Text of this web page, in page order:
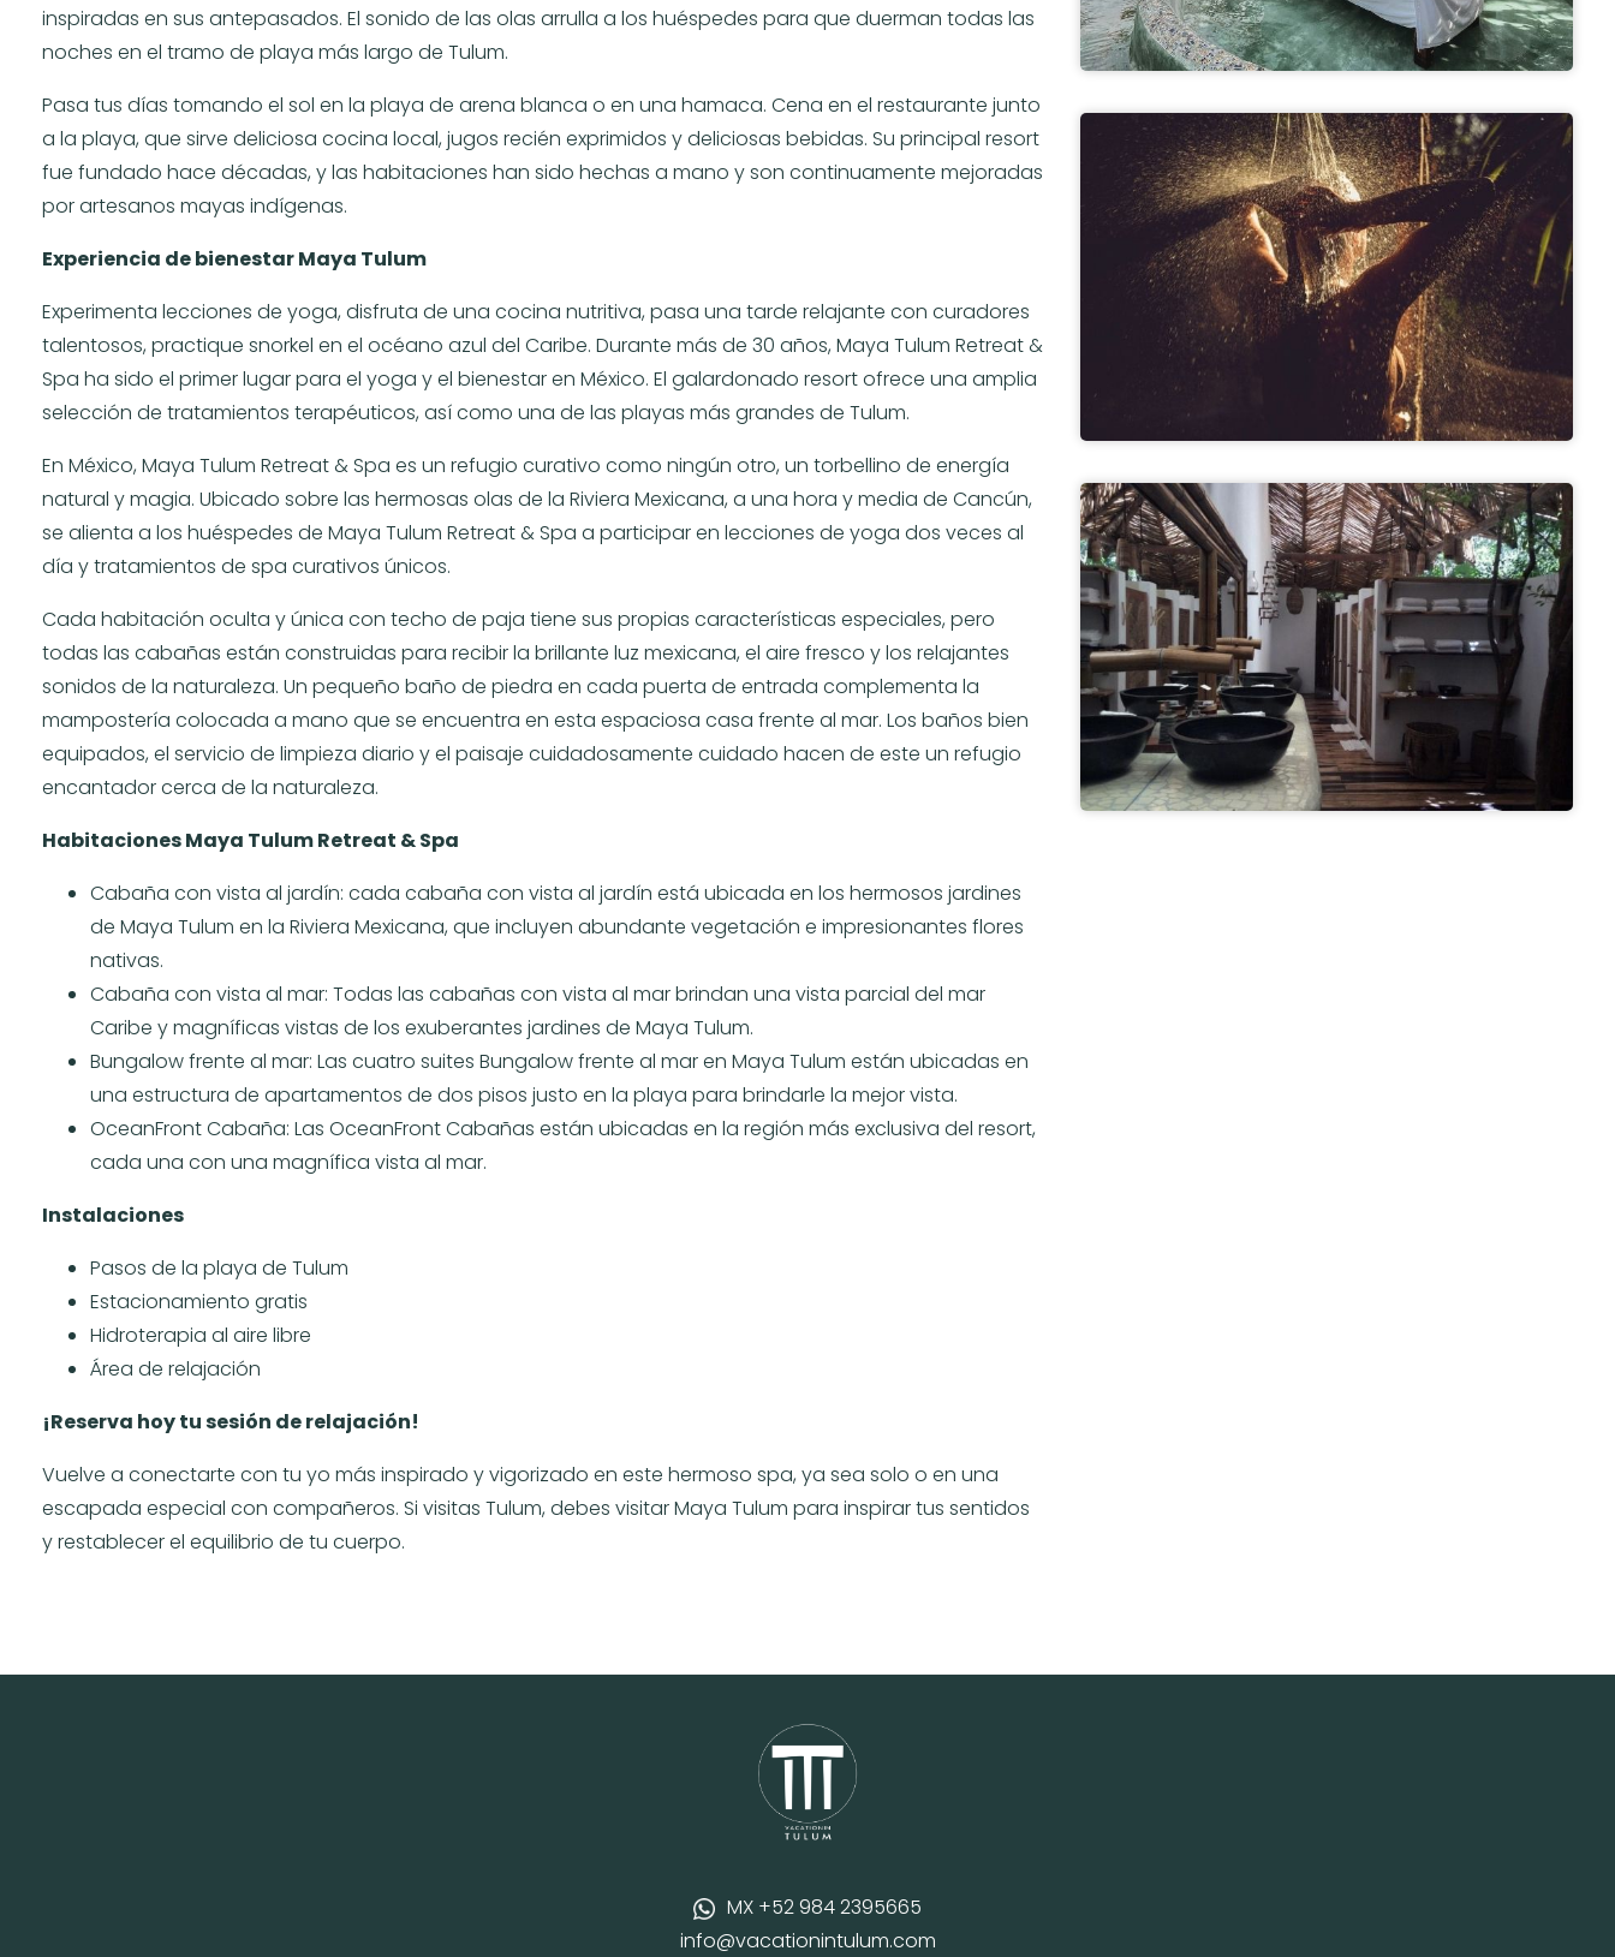
inspiradas en sus antepasados. El sonido de las olas arrulla a los huéspedes para que duerman todas las
noches en el tramo de playa más largo de Tulum.
Pasa tus días tomando el sol en la playa de arena blanca o en una hamaca. Cena en el restaurante junto
a la playa, que sirve deliciosa cocina local, jugos recién exprimidos y deliciosas bebidas. Su principal resort
fue fundado hace décadas, y las habitaciones han sido hechas a mano y son continuamente mejoradas
por artesanos mayas indígenas.
Experiencia de bienestar Maya Tulum
Experimenta lecciones de yoga, disfruta de una cocina nutritiva, pasa una tarde relajante con curadores
talentosos, practique snorkel en el océano azul del Caribe. Durante más de 30 años, Maya Tulum Retreat &
Spa ha sido el primer lugar para el yoga y el bienestar en México. El galardonado resort ofrece una amplia
selección de tratamientos terapéuticos, así como una de las playas más grandes de Tulum.
En México, Maya Tulum Retreat & Spa es un refugio curativo como ningún otro, un torbellino de energía
natural y magia. Ubicado sobre las hermosas olas de la Riviera Mexicana, a una hora y media de Cancún,
se alienta a los huéspedes de Maya Tulum Retreat & Spa a participar en lecciones de yoga dos veces al
día y tratamientos de spa curativos únicos.
Cada habitación oculta y única con techo de paja tiene sus propias características especiales, pero
todas las cabañas están construidas para recibir la brillante luz mexicana, el aire fresco y los relajantes
sonidos de la naturaleza. Un pequeño baño de piedra en cada puerta de entrada complementa la
mampostería colocada a mano que se encuentra en esta espaciosa casa frente al mar. Los baños bien
equipados, el servicio de limpieza diario y el paisaje cuidadosamente cuidado hacen de este un refugio
encantador cerca de la naturaleza.
Habitaciones Maya Tulum Retreat & Spa
Cabaña con vista al jardín: cada cabaña con vista al jardín está ubicada en los hermosos jardines
de Maya Tulum en la Riviera Mexicana, que incluyen abundante vegetación e impresionantes flores
nativas.
Cabaña con vista al mar: Todas las cabañas con vista al mar brindan una vista parcial del mar
Caribe y magníficas vistas de los exuberantes jardines de Maya Tulum.
Bungalow frente al mar: Las cuatro suites Bungalow frente al mar en Maya Tulum están ubicadas en
una estructura de apartamentos de dos pisos justo en la playa para brindarle la mejor vista.
OceanFront Cabaña: Las OceanFront Cabañas están ubicadas en la región más exclusiva del resort,
cada una con una magnífica vista al mar.
Instalaciones
Pasos de la playa de Tulum
Estacionamiento gratis
Hidroterapia al aire libre
Área de relajación
¡Reserva hoy tu sesión de relajación!
Vuelve a conectarte con tu yo más inspirado y vigorizado en este hermoso spa, ya sea solo o en una
escapada especial con compañeros. Si visitas Tulum, debes visitar Maya Tulum para inspirar tus sentidos
y restablecer el equilibrio de tu cuerpo.
MX +52 984 2395665
info@vacationintulum.com